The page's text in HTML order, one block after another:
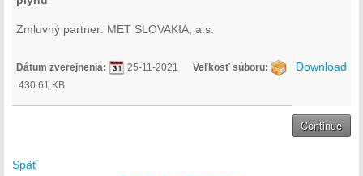
Zmluvný partner: MET SLOVAKIA, a.s.
Dátum zverejnenia: 25-11-2021 Veľkosť súboru:
430.61 KB
Download
Späť